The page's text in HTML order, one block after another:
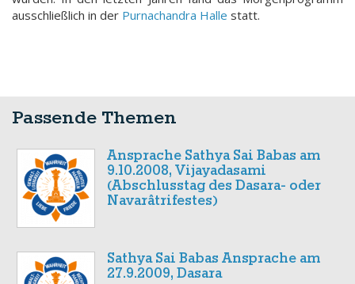
ausschließlich in der Purnachandra Halle statt.
Passende Themen
Ansprache Sathya Sai Babas am
9.10.2008, Vijayadasami
(Abschlusstag des Dasara- oder
Navarâtrifestes)
Sathya Sai Babas Ansprache am
27.9.2009, Dasara